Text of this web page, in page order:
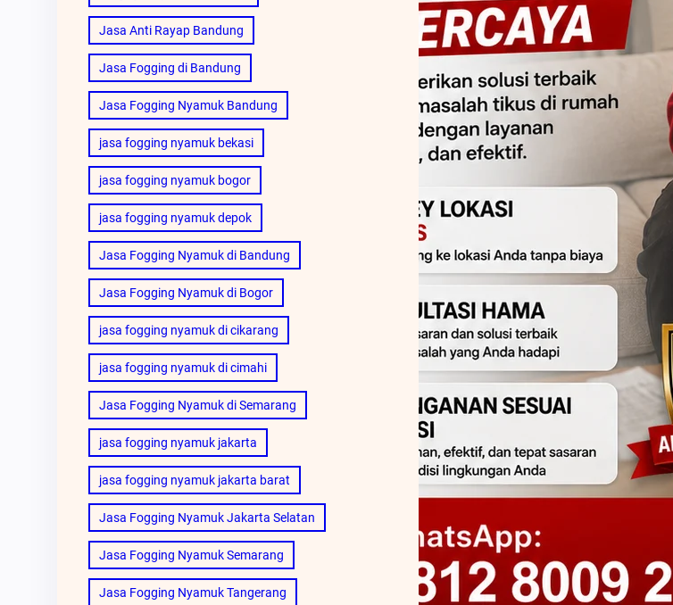
Jasa Anti Rayap Bandung
Jasa Fogging di Bandung
Jasa Fogging Nyamuk Bandung
jasa fogging nyamuk bekasi
jasa fogging nyamuk bogor
jasa fogging nyamuk depok
Jasa Fogging Nyamuk di Bandung
Jasa Fogging Nyamuk di Bogor
jasa fogging nyamuk di cikarang
jasa fogging nyamuk di cimahi
Jasa Fogging Nyamuk di Semarang
jasa fogging nyamuk jakarta
jasa fogging nyamuk jakarta barat
Jasa Fogging Nyamuk Jakarta Selatan
Jasa Fogging Nyamuk Semarang
Jasa Fogging Nyamuk Tangerang